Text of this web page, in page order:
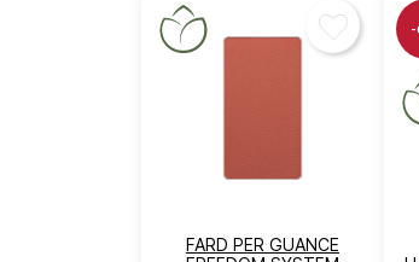
FARD PER GUANCE
-